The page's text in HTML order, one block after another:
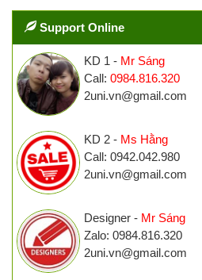
Support Online
KD 1 - Mr Sáng
Call: 0984.816.320
2uni.vn@gmail.com
KD 2 - Ms Hằng
Call: 0942.042.980
2uni.vn@gmail.com
Designer - Mr Sáng
Zalo: 0984.816.320
2uni.vn@gmail.com